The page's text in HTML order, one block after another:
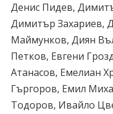
Денис Пидев,
Димитър Захариев,
Маймунков, Диян
Петков, Евгени
Атанасов, Емелиан
Гъргоров, Емил
Тодоров, Ивайло